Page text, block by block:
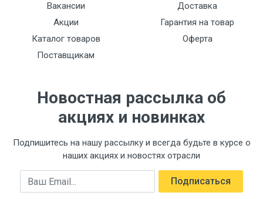
Вакансии
Акции
Каталог товаров
Поставщикам
Доставка
Гарантия на товар
Оферта
Новостная рассылка об
акциях и новинках
Подпишитесь на нашу рассылку и всегда будьте в курсе о
наших акциях и новостях отрасли
Email Подписаться